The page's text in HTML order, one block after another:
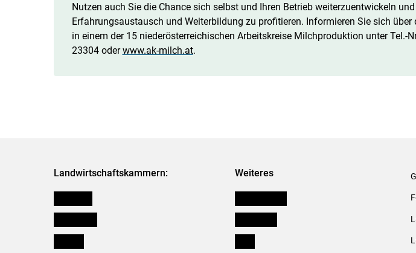
Nutzen auch Sie die Chance sich selbst und Ihren Betrieb weiterzuentwickeln
Erfahrungsaustausch und Weiterbildung zu profitieren. Informieren Sie sich
in einem der 15 niederösterreichischen Arbeitskreise Milchproduktion unter Tel.-
23304 oderwww.ak-milch.at.
Landwirtschaftskammern: Weiteres